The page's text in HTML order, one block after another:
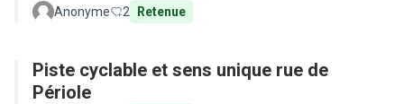
Anonyme 2 Retenue
Piste cyclable et sens unique rue de
Périole